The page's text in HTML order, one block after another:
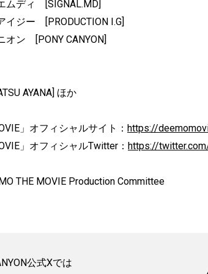
ムディ [SIGNAL.MD]
イジー [PRODUCTION I.G]
オン [PONY CANYON]
AYANA] ほか
」オフィシャルサイト： https://
」オフィシャルTwitter： https://
THE MOVIE Production Committee
公式Xでは